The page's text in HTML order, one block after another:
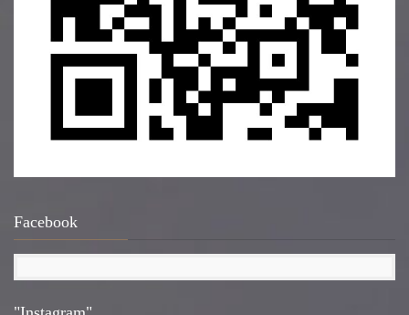
Facebook